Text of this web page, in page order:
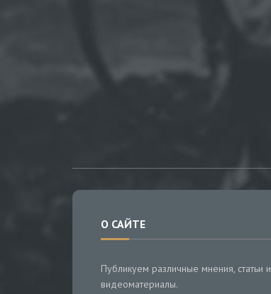
О САЙТЕ
Публикуем различные мнения, статьи и
видеоматериалы.